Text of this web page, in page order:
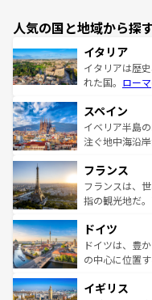
人気の国と地域から探
イタリア
イタリアは歴
れた国。 ローマ
ろん、トスカ
景など、自然
ピザやパスタ
ませてくれる
なお、新着の
しい。
スペイン
イベリア半島
注ぐ地中海沿
文化が根付く
れる闘牛、そ
る。首都マド
の城塞都市、
せる。地方に
フランス
フランスは、
指の観光地だ
で、幅広い魅
聖堂、美しい
から魅了する
いる。シャン
ドイツ
ドイツは、豊
の中心に位置
顔を持つこの
イギリス